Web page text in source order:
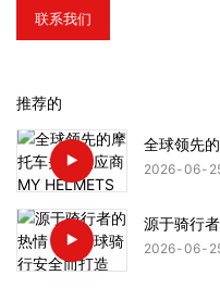
联系我们
推荐的
全球领先
2026 06
源于骑行
2026 06